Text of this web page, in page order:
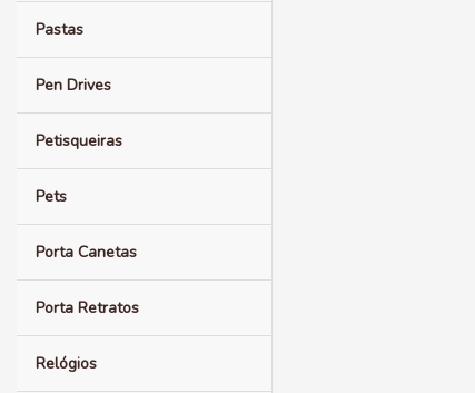
Pastas
Pen Drives
Petisqueiras
Pets
Porta Canetas
Porta Retratos
Relógios